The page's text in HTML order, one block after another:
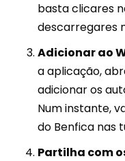
basta clicares
descarregares
Adicionar ao
a aplicação,
adicionar os
Num instante,
do Benfica nas
Partilha com